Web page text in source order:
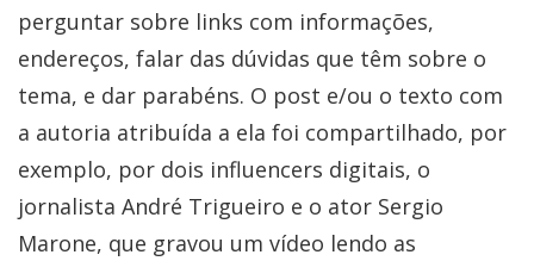
perguntar sobre links com informações,
endereços, falar das dúvidas que têm sobre o
tema, e dar parabéns. O post e/ou o texto com
a autoria atribuída a ela foi compartilhado, por
exemplo, por dois influencers digitais, o
jornalista André Trigueiro e o ator Sergio
Marone, que gravou um vídeo lendo as